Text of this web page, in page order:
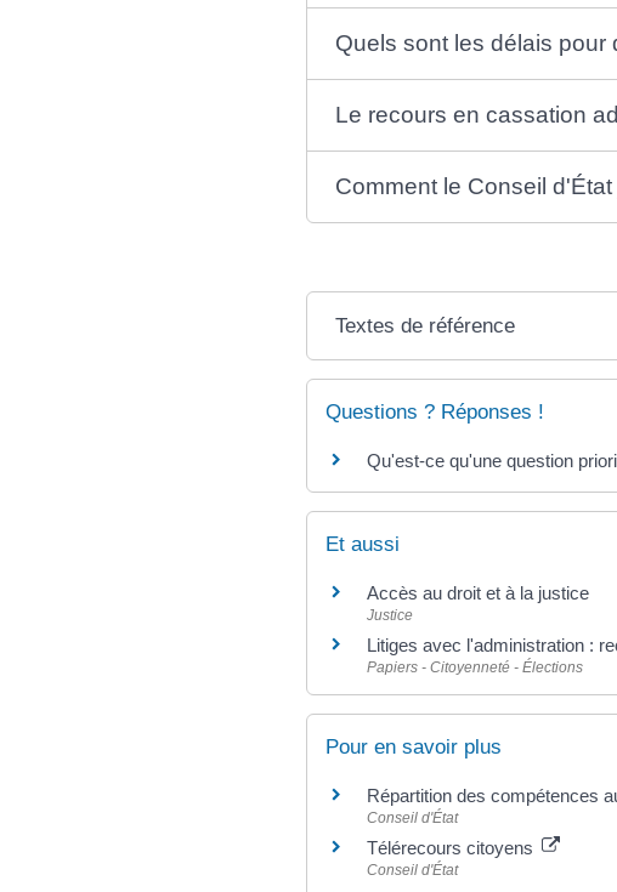
Quels sont les délais
Le recours en cassation
Comment le Conseil
Textes de référence
Questions ? Réponses !
Qu'est-ce qu'une question
Et aussi
Accès au droit et à la justice
Justice
Litiges avec l'administration :
Papiers - Citoyenneté - Élections
Pour en savoir plus
Répartition des compétences
Conseil d'État
Télérecours citoyens
Conseil d'État